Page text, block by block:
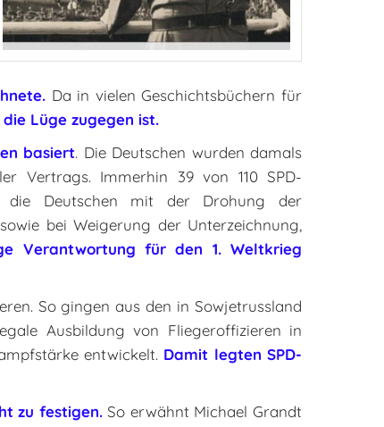
Da in vielen Geschichtsbüchern für
Lüge zugegen ist.
basiert. Die Deutschen wurden damals
Vertrags. Immerhin 39 von 110 SPD-
die Deutschen mit der Drohung der
bei Weigerung der Unterzeichnung,
Verantwortung für den 1. Weltkrieg
So gingen aus den in Sowjetrussland
Ausbildung von Fliegeroffizieren in
entwickelt. Damit legten SPD-
zu festigen.So erwähnt Michael Grandt